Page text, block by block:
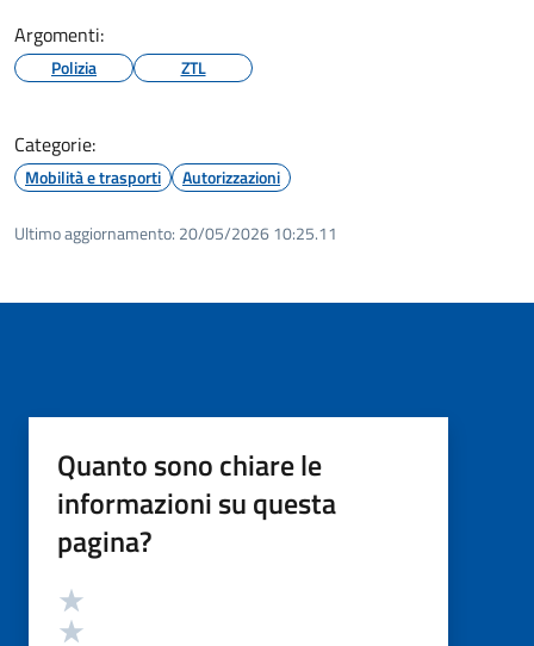
Argomenti:
Polizia ZTL
Categorie:
Mobilità e trasporti Autorizzazioni
Ultimo aggiornamento: 20/05/2026 10:25.11
Quanto sono chiare le
informazioni su questa
pagina?
Valutazione